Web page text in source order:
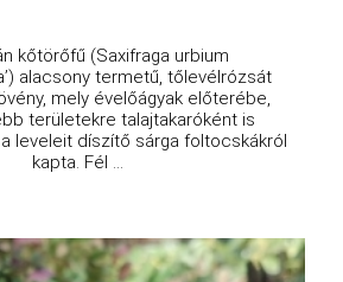
kőtörőfű (Saxifraga urbium
alacsony termetű, tőlevélrózsát
mely évelőágyak előterébe,
területekre talajtakaróként is
leveleit díszítő sárga foltocskákról
kapta. Fél ...